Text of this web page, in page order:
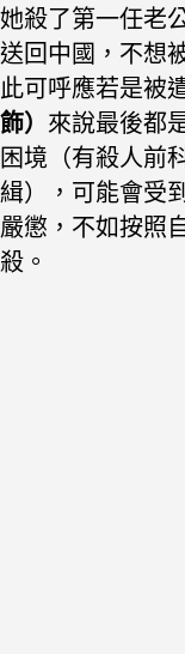
她殺了第一任老
送回中國，不想
此可呼應若是被
飾） 來說最後都
困境（有殺人前
緝），可能會受
嚴懲，不如按照
殺。